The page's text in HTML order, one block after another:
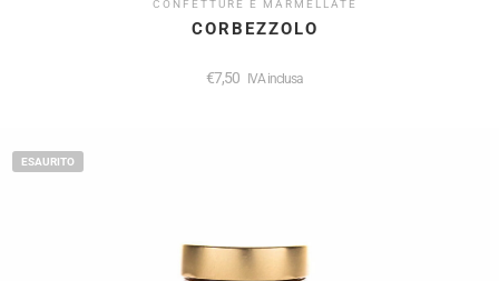
CONFETTURE E MARMELLATE
CORBEZZOLO
€7,50 IVA inclusa
ESAURITO